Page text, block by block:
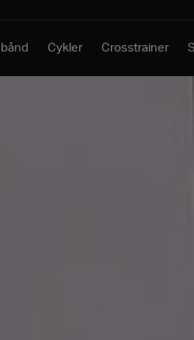
Cykler Crosstrainer